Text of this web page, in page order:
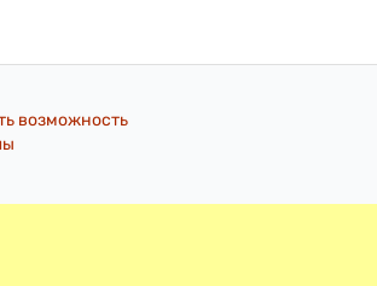
возможность